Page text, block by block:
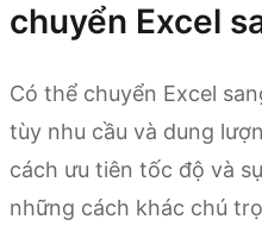
chuyển Excel
Có thể chuyển Excel
tùy nhu cầu và dung
cách ưu tiên tốc độ và
những cách khác chú